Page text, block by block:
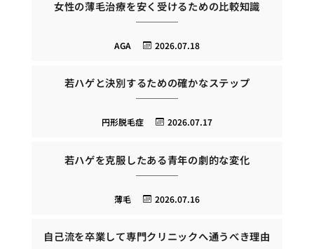
女性の薄毛治療を安く受けるための比較知識
2026.07.18
AGA
若ハゲと決別するための確かなステップ
2026.07.17
円形脱毛症
若ハゲを克服したある青年の劇的な変化
2026.07.16
薄毛
自己流を卒業して専門クリニックへ通うべき理由